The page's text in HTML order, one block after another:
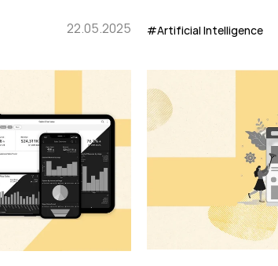
22.05.2025 #Artificial Intelligence